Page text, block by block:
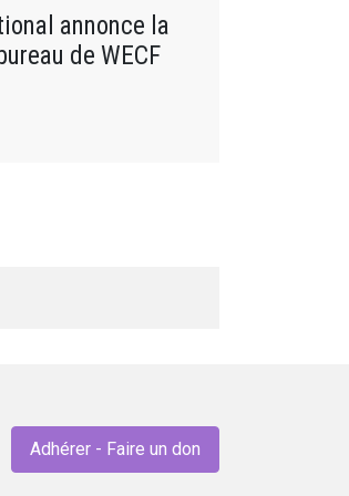
annonce la
de WECF
Adhérer - Faire un don